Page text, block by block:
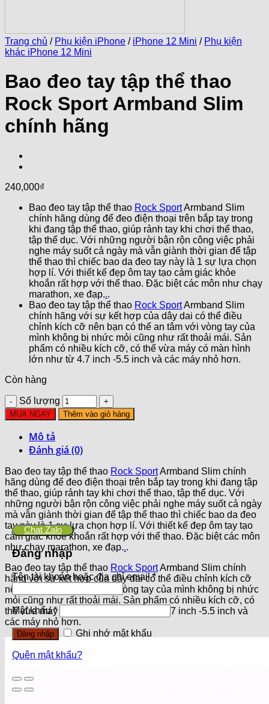
Trang chủ / Phụ kiện iPhone / iPhone 12 Mini / Phụ kiện
khác iPhone 12 Mini
Bao đeo tay tập thể thao
Rock Sport Armband Slim
chính hãng
240,000₫
Bao đeo tay tập thể thao Rock SportArmband Slim
chính hãng dùng để đeo điện thoại trên bắp tay trong
khi đang tập thể thao, giúp rảnh tay khi chơi thể thao,
tập thể dục. Với những người bận rộn công việc phải
nghe máy suốt cả ngày mà vẫn giành thời gian để tập
thể thao thì chiếc bao da đeo tay này là 1 sự lựa chọn
hợp lí. Với thiết kế đẹp ôm tay tạo cảm giác khỏe
khoắn rất hợp với thể thao. Đặc biệt các môn như chạy
marathon, xe đạp...
Bao đeo tay tập thể thao Rock SportArmband Slim
chính hãng với sự kết hợp của dây dai có thể điều
chỉnh kích cỡ nên bạn có thể an tâm với vòng tay của
mình không bị nhức mỏi cũng như rất thoải mái. Sản
phẩm có nhiều kích cỡ, có thể vừa máy có màn hình
lớn như từ 4.7 inch -5.5 inch và các máy nhỏ hơn.
Còn hàng
Số lượng
MUA NGAY Thêm vào giỏ hàng
Mô tả
Đánh giá (0)
Bao đeo tay tập thể thao Rock SportArmband Slim chính
hãng dùng để đeo điện thoại trên bắp tay trong khi đang tập
thể thao, giúp rảnh tay khi chơi thể thao, tập thể dục. Với
những người bận rộn công việc phải nghe máy suốt cả ngày
mà vẫn giành thời gian để tập thể thao thì chiếc bao da đeo
tay này là 1 sự lựa chọn hợp lí. Với thiết kế đẹp ôm tay tạo
cảm giác khỏe khoắn rất hợp với thể thao. Đặc biệt các môn
như chạy marathon, xe đạp...
Bao đeo tay tập thể thao Rock SportArmband Slim chính
hãng với sự kết hợp của dây dai có thể điều chỉnh kích cỡ
nên bạn có thể an tâm với vòng tay của mình không bị nhức
mỏi cũng như rất thoải mái. Sản phẩm có nhiều kích cỡ, có
thể vừa máy có màn hình lớn như từ 4.7 inch -5.5 inch và
các máy nhỏ hơn.
Chat Zalo
Đăng nhập
Tên tài khoản hoặc địa chỉ email*
Mật khẩu*
Đăng nhập Ghi nhớ mật khẩu
Quên mật khẩu?